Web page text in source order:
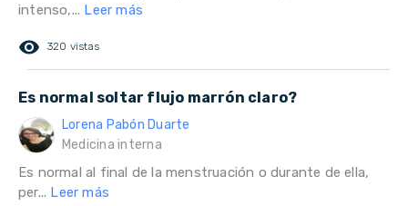
intenso,... Leer más
remove_red_eye 320 vistas
Es normal soltar flujo marrón claro?
Lorena Pabón Duarte
Medicina interna
Es normal al final de la menstruación o durante de ella,
per... Leer más